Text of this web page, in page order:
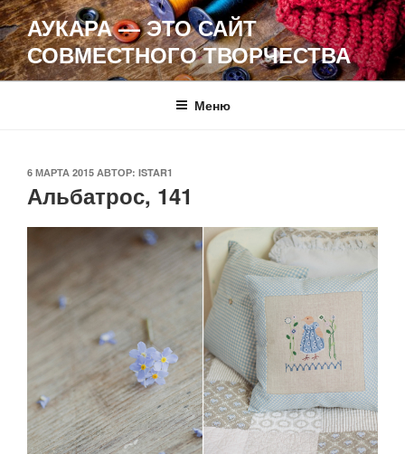
Перейти
к
содержимому
АУКАРА — ЭТО САЙТ
СОВМЕСТНОГО ТВОРЧЕСТВА
Меню
ОПУБЛИКОВАНО
6 МАРТА 2015 АВТОР: ISTAR1
Альбатрос, 141